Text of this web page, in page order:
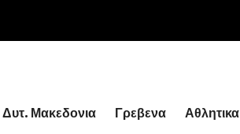
Δυτ. Μακεδονια Γρεβενα Αθλητικα